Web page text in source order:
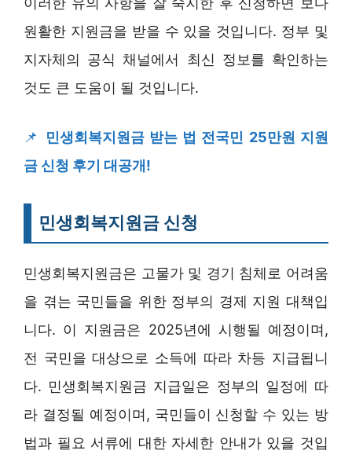
원활한 지원금을 받을 수 있을 것입니다. 정부 및
지자체의 공식 채널에서 최신 정보를 확인하는
것도 큰 도움이 될 것입니다.
📌
민생회복지원금 받는 법 전국민 25만원 지원
금 신청 후기 대공개!
민생회복지원금 신청
민생회복지원금은 고물가 및 경기 침체로 어려움
을 겪는 국민들을 위한 정부의 경제 지원 대책입
니다. 이 지원금은 2025년에 시행될 예정이며,
전 국민을 대상으로 소득에 따라 차등 지급됩니
다. 민생회복지원금 지급일은 정부의 일정에 따
라 결정될 예정이며, 국민들이 신청할 수 있는 방
법과 필요 서류에 대한 자세한 안내가 있을 것입